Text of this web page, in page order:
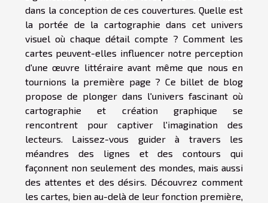
dans la conception de ces couvertures. Quelle est
la portée de la cartographie dans cet univers
visuel où chaque détail compte ? Comment les
cartes peuvent-elles influencer notre perception
d'une œuvre littéraire avant même que nous en
tournions la première page ? Ce billet de blog
propose de plonger dans l'univers fascinant où
cartographie et création graphique se
rencontrent pour captiver l'imagination des
lecteurs. Laissez-vous guider à travers les
méandres des lignes et des contours qui
façonnent non seulement des mondes, mais aussi
des attentes et des désirs. Découvrez comment
les cartes, bien au-delà de leur fonction première,